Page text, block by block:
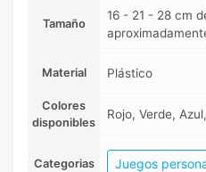
Tamaño
16 - 21 - 28 cm
Material Plástico
Colores
disponibles
Rojo, Verde,
Categorias Juegos